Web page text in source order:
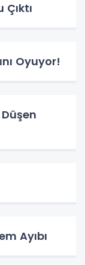
Oyuyor!
Ayıbı